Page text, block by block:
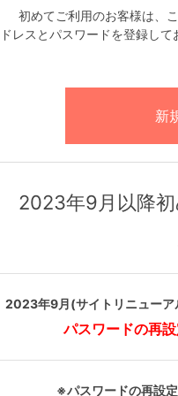
初めてご利用のお客様は、
レスとパスワードを登録し
2023年9月以降
2023年9月(サイトリニューア
パスワードの再設
※パスワードの再設